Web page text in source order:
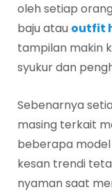
oleh setiap
baju atau outfit
tampilan makin
syukur dan
Sebenarnya
masing terkait
beberapa
kesan trendi
nyaman saat